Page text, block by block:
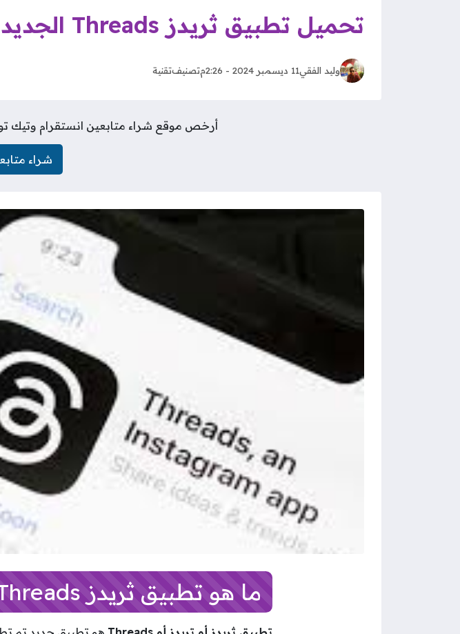
تحميل تطبيق ثريدز Threads الجديد للاندرويد والايفون
وليد الفقي11 ديسمبر 2024 - 2:26م تصنيفتقنية
أرخص موقع شراء متابعين انستقرام وتيك توك 1000 متابع بسعر 0.50$، موقع
شراء
ما هو تطبيق ثريدز Threads؟